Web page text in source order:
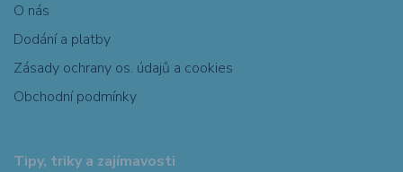
O nás
Dodání a platby
Zásady ochrany os. údajů a cookies
Obchodní podmínky
Tipy, triky a zajímavosti